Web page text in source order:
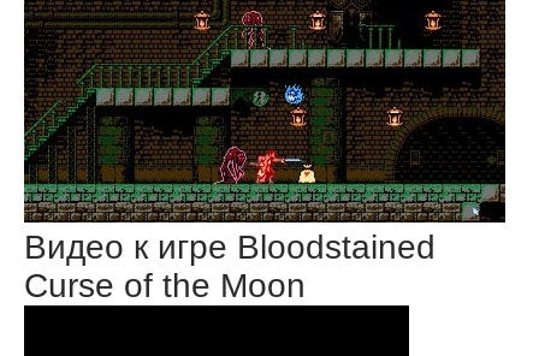
Видео к игре Bloodstained
Curse of the Moon